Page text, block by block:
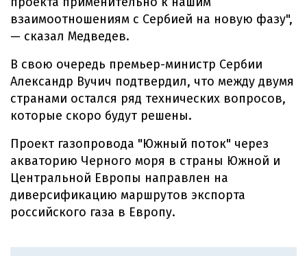
взаимоотношениям с Сербией на новую фазу",
— сказал Медведев.
В свою очередь премьер-министр Сербии
Александр Вучич подтвердил, что между двумя
странами остался ряд технических вопросов,
которые скоро будут решены.
Проект газопровода "Южный поток" через
акваторию Черного моря в страны Южной и
Центральной Европы направлен на
диверсификацию маршрутов экспорта
российского газа в Европу.